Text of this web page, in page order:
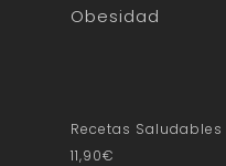
Obesidad
Recetas Saludables
11,90€